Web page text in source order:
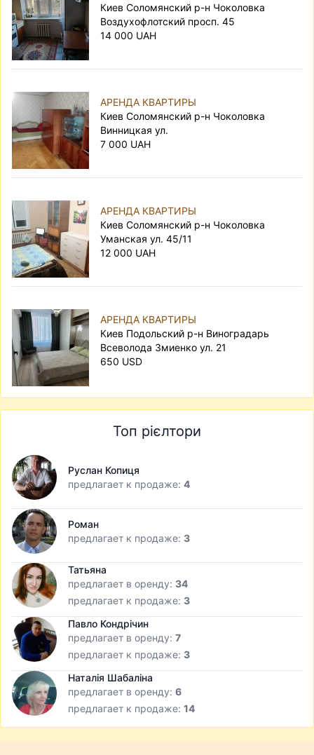
Киев Соломянский р-н Чоколовка
Воздухофлотский просп. 45
14 000 UAH
АРЕНДА КВАРТИРЫ
Киев Соломянский р-н Чоколовка
Винницкая ул.
7 000 UAH
АРЕНДА КВАРТИРЫ
Киев Соломянский р-н Чоколовка
Уманская ул. 45/11
12 000 UAH
АРЕНДА КВАРТИРЫ
Киев Подольский р-н Виноградарь
Всеволода Змиенко ул. 21
650 USD
Топ рієлтори
Руслан Копиця
предлагает к продаже: 4
Роман
предлагает к продаже: 3
Татьяна
предлагает в оренду: 34
предлагает к продаже: 3
Павло Кондрічин
предлагает в оренду: 7
предлагает к продаже: 3
Наталія Шабаліна
предлагает в оренду: 6
предлагает к продаже: 14